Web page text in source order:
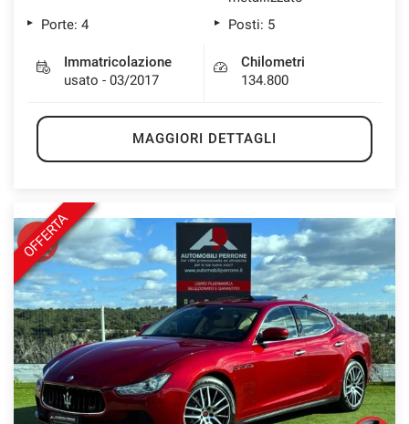
Porte: 4
Posti: 5
Immatricolazione
usato - 03/2017
Chilometri
134.800
MAGGIORI DETTAGLI
OFFERTA